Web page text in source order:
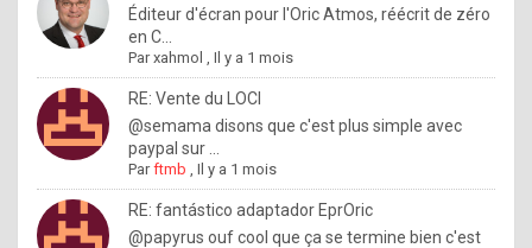
u
w
a
n
t
o
Éditeur d'écran pour l'Oric Atmos, réécrit de zéro
en C...
Parxahmol ,Il y a 1 mois
RE: Vente du LOCI
@semama disons que c'est plus simple avec
paypal sur ...
Parftmb ,Il y a 1 mois
RE: fantástico adaptador EprOric
@papyrus ouf cool que ça se termine bien c'est